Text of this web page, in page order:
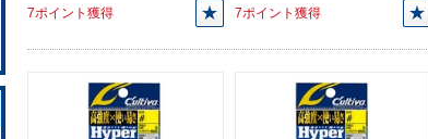
7ポイント獲得 7ポイント獲得